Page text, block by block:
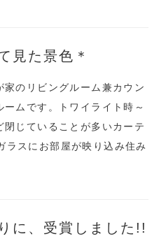
見た景色＊
家のリビングルーム兼カウン
ームです。トワイライト時～
閉じていることが多いカーテ
ラスにお部屋が映り込み住み
に、受賞しました!!